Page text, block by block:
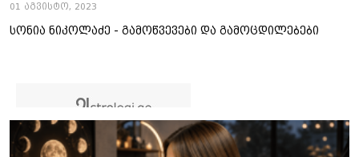
01 აგვისტო, 2023
სონია ნიკოლაძე - გამოწვევები და გამოცდილებები